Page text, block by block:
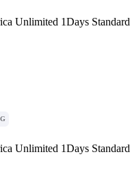
Unlimited 1Days Standard
Unlimited 1Days Standard